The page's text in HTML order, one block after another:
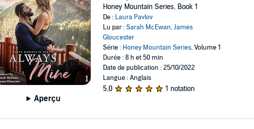
Aperçu
Honey Mountain Series, Book 1
De : Laura Pavlov
Lu par :Sarah McEwan,James
Gloucester
Série : Honey Mountain Series, Volume 1
Durée : 8 h et 50 min
Date de publication : 25/10/2022
Langue : Anglais
5,0 1 notation